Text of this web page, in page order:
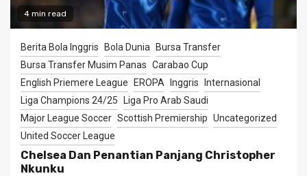
4 min read
Berita Bola Inggris Bola Dunia
Bursa Transfer
Bursa Transfer Musim Panas Carabao Cup
English Priemere League
EROPA Inggris
Internasional
Liga Champions 24/25
Liga Pro Arab Saudi
Major League Soccer Scottish Premiership Uncategorized
United Soccer League
Chelsea Dan Penantian Panjang Christopher
Nkunku